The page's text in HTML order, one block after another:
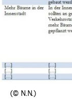
(© N.N.)